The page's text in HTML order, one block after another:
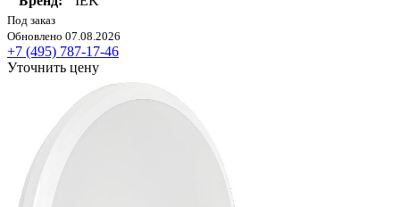
Под заказ
Обновлено 07.08.2026
+7 (495) 787-17-46
Уточнить цену